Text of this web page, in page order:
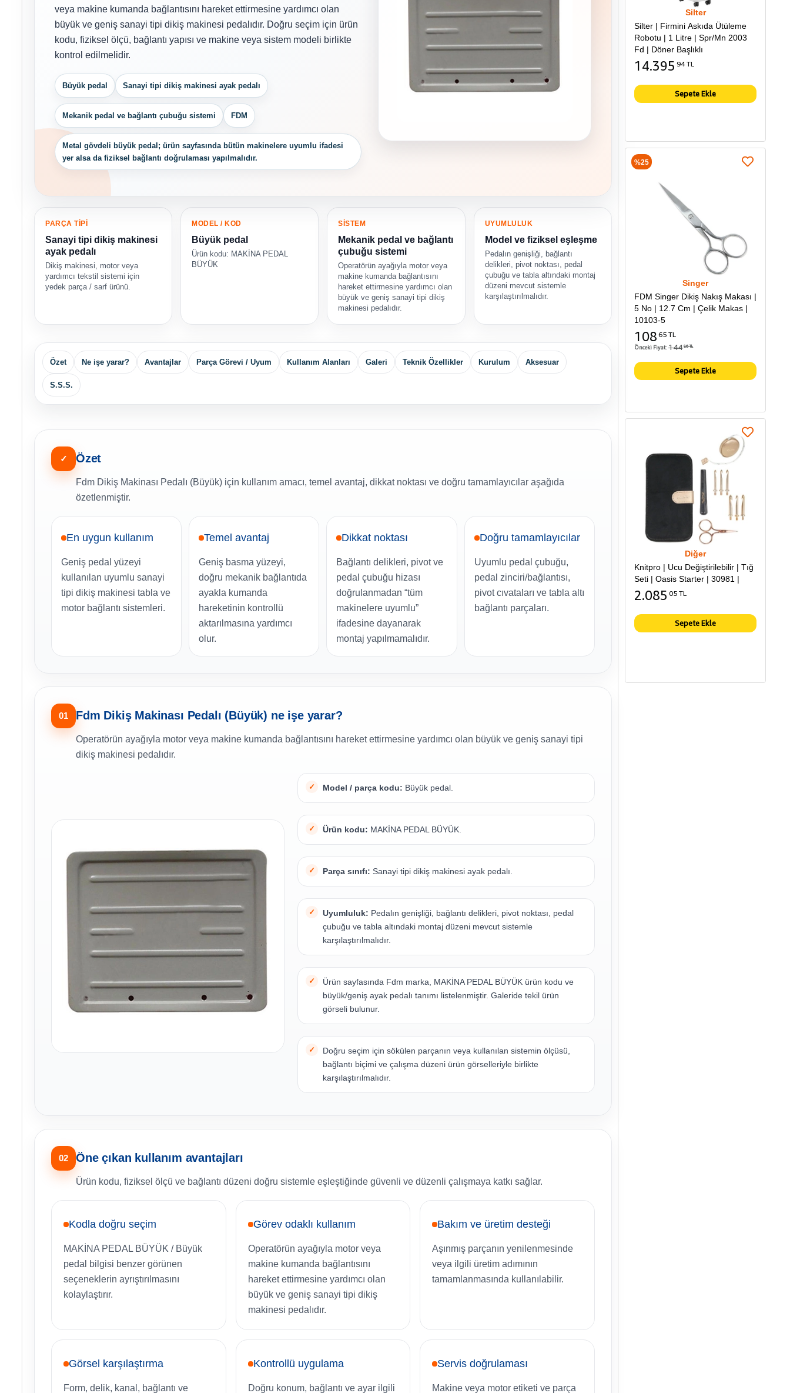
veya makine kumanda bağlantısını hareket ettirmesine yardımcı olan
büyük ve geniş sanayi tipi dikiş makinesi pedalıdır. Doğru seçim için ürün
kodu, fiziksel ölçü, bağlantı yapısı ve makine veya sistem modeli birlikte
kontrol edilmelidir.
Büyük pedal Sanayi tipi dikiş makinesi ayak pedalı
Mekanik pedal ve bağlantı çubuğu sistemi FDM
Metal gövdeli büyük pedal; ürün sayfasında bütün makinelere uyumlu ifadesi
yer alsa da fiziksel bağlantı doğrulaması yapılmalıdır.
PARÇA TİPİ
Sanayi tipi dikiş makinesi
ayak pedalı
Dikiş makinesi, motor veya
yardımcı tekstil sistemi için
yedek parça / sarf ürünü.
MODEL / KOD
Büyük pedal
Ürün kodu: MAKİNA PEDAL
BÜYÜK
SİSTEM
Mekanik pedal ve bağlantı
çubuğu sistemi
Operatörün ayağıyla motor veya
makine kumanda bağlantısını
hareket ettirmesine yardımcı olan
büyük ve geniş sanayi tipi dikiş
makinesi pedalıdır.
UYUMLULUK
Model ve fiziksel eşleşme
Pedalın genişliği, bağlantı
delikleri, pivot noktası, pedal
çubuğu ve tabla altındaki montaj
düzeni mevcut sistemle
karşılaştırılmalıdır.
Özet Ne işe yarar? Avantajlar Parça Görevi / Uyum Kullanım Alanları Galeri Teknik Özellikler Kurulum Aksesuar
S.S.S.
✓ Özet
Fdm Dikiş Makinası Pedalı (Büyük) için kullanım amacı, temel avantaj, dikkat noktası ve doğru tamamlayıcılar aşağıda
özetlenmiştir.
En uygun kullanım
Geniş pedal yüzeyi
kullanılan uyumlu sanayi
tipi dikiş makinesi tabla ve
motor bağlantı sistemleri.
Temel avantaj
Geniş basma yüzeyi,
doğru mekanik bağlantıda
ayakla kumanda
hareketinin kontrollü
aktarılmasına yardımcı
olur.
Dikkat noktası
Bağlantı delikleri, pivot ve
pedal çubuğu hizası
doğrulanmadan “tüm
makinelere uyumlu”
ifadesine dayanarak
montaj yapılmamalıdır.
Doğru tamamlayıcılar
Uyumlu pedal çubuğu,
pedal zinciri/bağlantısı,
pivot cıvataları ve tabla altı
bağlantı parçaları.
01 Fdm Dikiş Makinası Pedalı (Büyük) ne işe yarar?
Operatörün ayağıyla motor veya makine kumanda bağlantısını hareket ettirmesine yardımcı olan büyük ve geniş sanayi tipi
dikiş makinesi pedalıdır.
Model / parça kodu: Büyük pedal.
Ürün kodu: MAKİNA PEDAL BÜYÜK.
Parça sınıfı: Sanayi tipi dikiş makinesi ayak pedalı.
Uyumluluk: Pedalın genişliği, bağlantı delikleri, pivot noktası, pedal
çubuğu ve tabla altındaki montaj düzeni mevcut sistemle
karşılaştırılmalıdır.
Ürün sayfasında Fdm marka, MAKİNA PEDAL BÜYÜK ürün kodu ve
büyük/geniş ayak pedalı tanımı listelenmiştir. Galeride tekil ürün
görseli bulunur.
Doğru seçim için sökülen parçanın veya kullanılan sistemin ölçüsü,
bağlantı biçimi ve çalışma düzeni ürün görselleriyle birlikte
karşılaştırılmalıdır.
02 Öne çıkan kullanım avantajları
Ürün kodu, fiziksel ölçü ve bağlantı düzeni doğru sistemle eşleştiğinde güvenli ve düzenli çalışmaya katkı sağlar.
Kodla doğru seçim
MAKİNA PEDAL BÜYÜK / Büyük
pedal bilgisi benzer görünen
seçeneklerin ayrıştırılmasını
kolaylaştırır.
Görev odaklı kullanım
Operatörün ayağıyla motor veya
makine kumanda bağlantısını
hareket ettirmesine yardımcı olan
büyük ve geniş sanayi tipi dikiş
makinesi pedalıdır.
Bakım ve üretim desteği
Aşınmış parçanın yenilenmesinde
veya ilgili üretim adımının
tamamlanmasında kullanılabilir.
Görsel karşılaştırma
Form, delik, kanal, bağlantı ve
Kontrollü uygulama
Doğru konum, bağlantı ve ayar ilgili
Servis doğrulaması
Makine veya motor etiketi ve parça
Silter
Silter | Firmini Askıda Ütüleme
Robotu | 1 Litre | Spr/Mn 2003
Fd | Döner Başlıklı
14.395 94 TL
Sepete Ekle
Singer
FDM Singer Dikiş Nakış Makası |
5 No | 12.7 Cm | Çelik Makas |
10103-5
108 65 TL
Önceki Fiyat:144 86 TL
Sepete Ekle
%25
Diğer
Knitpro | Ucu Değiştirilebilir | Tığ
Seti | Oasis Starter | 30981 |
2.085 05 TL
Sepete Ekle